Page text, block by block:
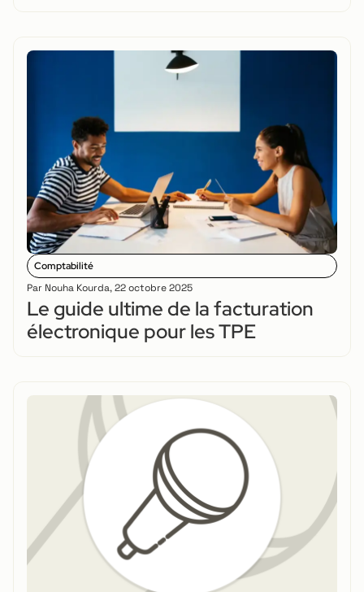
Comptabilité
Par Nouha Kourda,22 octobre 2025
Le guide ultime de la facturation
électronique pour les TPE